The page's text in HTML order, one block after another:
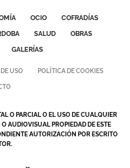
OCIO
COFRADÍAS
SALUD
OBRAS
GALERÍAS
USO POLÍTICA DE COOKIES
O PARCIAL O EL USO DE CUALQUIER
AUDIOVISUAL PROPIEDAD DE ESTE
AUTORIZACIÓN POR ESCRITO